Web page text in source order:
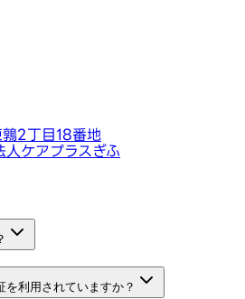
2丁目18番地
ケアプラスぎふ
利用されていますか？